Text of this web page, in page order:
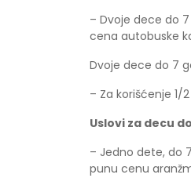
– Dvoje dece do
cena autobuske
Dvoje dece do 7
– Za korišćenje 1/
Uslovi za decu
– Jedno dete, do
punu cenu